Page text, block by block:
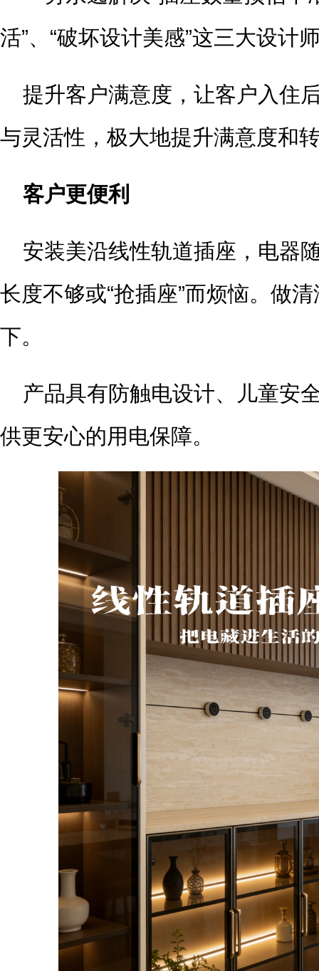
活”、“破坏设计美感”这三大设计
提升客户满意度，让客户入住
与灵活性，极大地提升满意度和
客户更便利
安装美沿线性轨道插座，电器
长度不够或“抢插座”而烦恼。做
下。
产品具有防触电设计、儿童安
供更安心的用电保障。